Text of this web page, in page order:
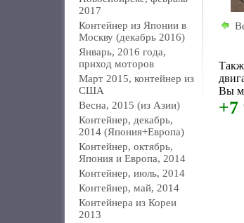
2017
Контейнер из Японии в
Москву (декабрь 2016)
Январь, 2016 года,
приход моторов
Март 2015, контейнер из
США
Весна, 2015 (из Азии)
Контейнер, декабрь,
2014 (Япония+Европа)
Контейнер, октябрь,
Япония и Европа, 2014
Контейнер, июль, 2014
Контейнер, май, 2014
Контейнера из Кореи
2013
Вы
+7